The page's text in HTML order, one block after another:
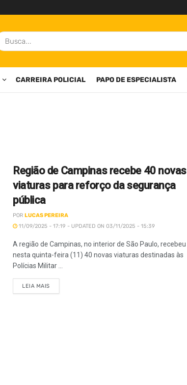
CARREIRA POLICIAL PAPO DE ESPECIALISTA
Região de Campinas recebe 40 novas
viaturas para reforço da segurança
pública
POR LUCAS PEREIRA
11/09/2025 - 17:19 - UPDATED ON 03/11/2025 - 15:39
A região de Campinas, no interior de São Paulo, recebeu
nesta quinta-feira (11) 40 novas viaturas destinadas às
Polícias Militar ...
LEIA MAIS